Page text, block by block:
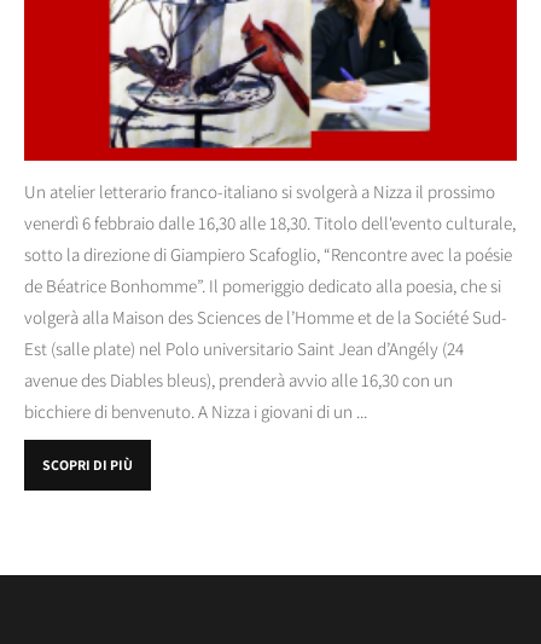
Un atelier letterario franco-italiano si svolgerà a Nizza il prossimo
venerdì 6 febbraio dalle 16,30 alle 18,30. Titolo dell'evento culturale,
sotto la direzione di Giampiero Scafoglio, “Rencontre avec la poésie
de Béatrice Bonhomme”. Il pomeriggio dedicato alla poesia, che si
volgerà alla Maison des Sciences de l’Homme et de la Société Sud-
Est (salle plate) nel Polo universitario Saint Jean d’Angély (24
avenue des Diables bleus), prenderà avvio alle 16,30 con un
bicchiere di benvenuto. A Nizza i giovani di un ...
SCOPRI DI PIÙ